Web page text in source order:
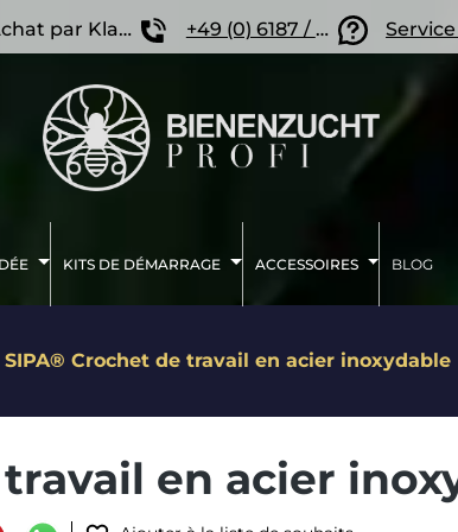
par Klarna +49 (0) 6187 / 207 57 86
KITS DE DÉMARRAGE ACCESSOIRES BLOG
SIPA® Crochet de travail en acier inoxydable
en acier